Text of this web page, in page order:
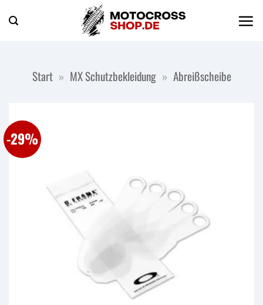
Inhalt
Start » MX Schutzbekleidung » Abreißscheibe
-29%